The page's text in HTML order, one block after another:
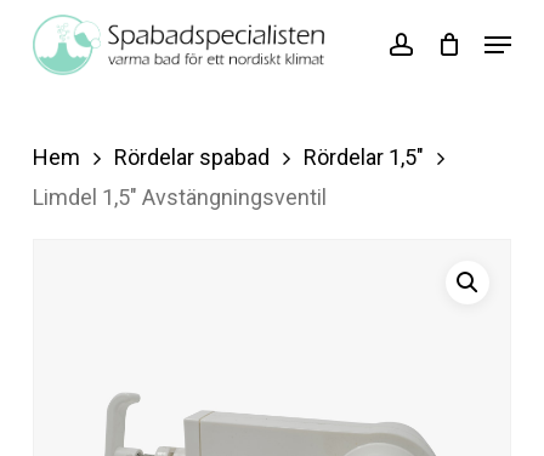
account
Menu
Hem Rördelar spabad
Rördelar 1,5"
Limdel 1,5″ Avstängningsventil